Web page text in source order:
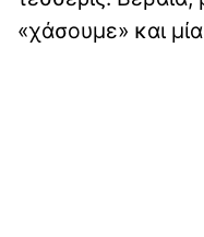
«χάσουμε» και